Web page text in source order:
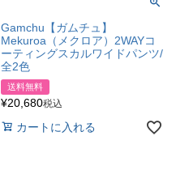
Gamchu【ガムチュ】
Mekuroa（メクロア）2WAYコ
ーティングスカルワイドパンツ/
全2色
送料無料
¥20,680税込
カートに入れる